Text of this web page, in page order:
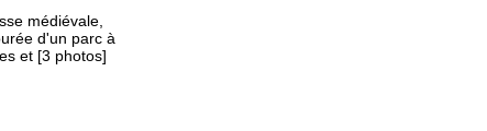
médiévale,
d'un parc à
et [3 photos]